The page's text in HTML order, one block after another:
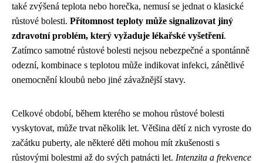
také zvýšená teplota nebo horečka, nemusí se jednat o klasické
růstové bolesti. Přítomnost teploty může signalizovat jiný
zdravotní problém, který vyžaduje lékařské vyšetření.
Zatímco samotné růstové bolesti nejsou nebezpečné a spontánně
odezní, kombinace s teplotou může indikovat infekci, zánětlivé
onemocnění kloubů nebo jiné závažnější stavy.
Celkové období, během kterého se mohou růstové bolesti
vyskytovat, může trvat několik let. Většina dětí z nich vyroste do
začátku puberty, ale některé děti mohou mít zkušenosti s
růstovými bolestmi až do svých patnácti let. Intenzita a frekvence